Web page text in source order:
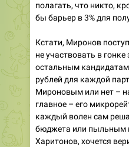
полагать, что никто,
бы барьер в 3% для
Кстати, Миронов
не участвовать в
остальным
рублей для каждой
Мироновым или нет –
главное – его
каждый волен сам
бюджета или пыльным
Харитонов, хочется